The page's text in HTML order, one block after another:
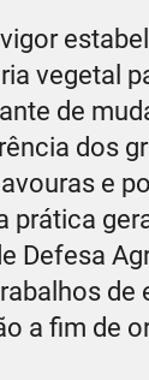
vegetal
de
dos
e
prática
Defesa
de
a fim de